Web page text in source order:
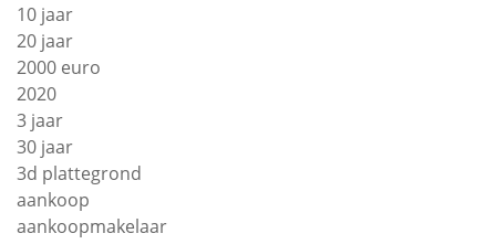
10 jaar
20 jaar
2000 euro
2020
3 jaar
30 jaar
3d plattegrond
aankoop
aankoopmakelaar